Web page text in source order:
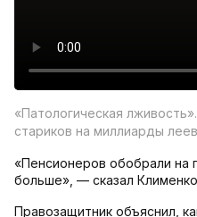
«Патологическая
стариков на миллиарды
«Пенсионеров обобрали на
больше», — сказал
Правозащитник объяснил,